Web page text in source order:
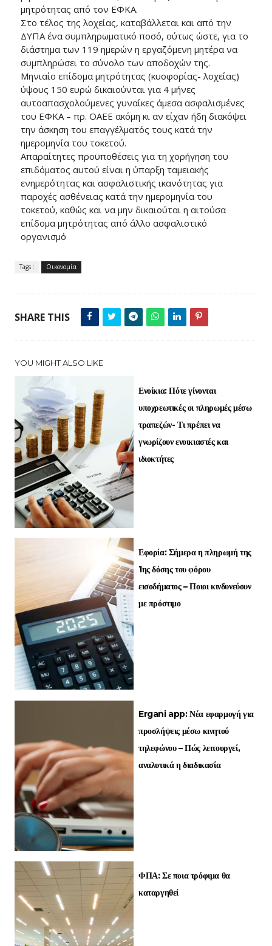
μητρότητας από τον ΕΦΚΑ.
Στο τέλος της λοχείας, καταβάλλεται και από την
ΔΥΠΑ ένα συμπληρωματικό ποσό, ούτως ώστε, για το
διάστημα των 119 ημερών η εργαζόμενη μητέρα να
συμπληρώσει το σύνολο των αποδοχών της.
Μηνιαίο επίδομα μητρότητας (κυοφορίας- λοχείας)
ύψους 150 ευρώ δικαιούνται για 4 μήνες
αυτοαπασχολούμενες γυναίκες άμεσα ασφαλισμένες
του ΕΦΚΑ – πρ. ΟΑΕΕ ακόμη κι αν είχαν ήδη διακόψει
την άσκηση του επαγγέλματός τους κατά την
ημερομηνία του τοκετού.
Απαραίτητες προϋποθέσεις για τη χορήγηση του
επιδόματος αυτού είναι η ύπαρξη ταμειακής
ενημερότητας και ασφαλιστικής ικανότητας για
παροχές ασθένειας κατά την ημερομηνία του
τοκετού, καθώς και να μην δικαιούται η αιτούσα
επίδομα μητρότητας από άλλο ασφαλιστικό
οργανισμό
Tags : Οικονομία
SHARE THIS
YOU MIGHT ALSO LIKE
Ενοίκια: Πότε γίνονται
υποχρεωτικές οι πληρωμές μέσω
τραπεζών- Τι πρέπει να
γνωρίζουν ενοικιαστές και
ιδιοκτήτες
Εφορία: Σήμερα η πληρωμή της
1ης δόσης του φόρου
εισοδήματος – Ποιοι κινδυνεύουν
με πρόστιμο
Ergani app: Νέα εφαρμογή για
προσλήψεις μέσω κινητού
τηλεφώνου – Πώς λειτουργεί,
αναλυτικά η διαδικασία
ΦΠΑ: Σε ποια τρόφιμα θα
καταργηθεί